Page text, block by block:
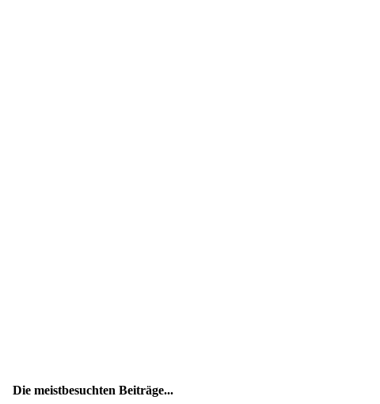
Die meistbesuchten Beiträge...